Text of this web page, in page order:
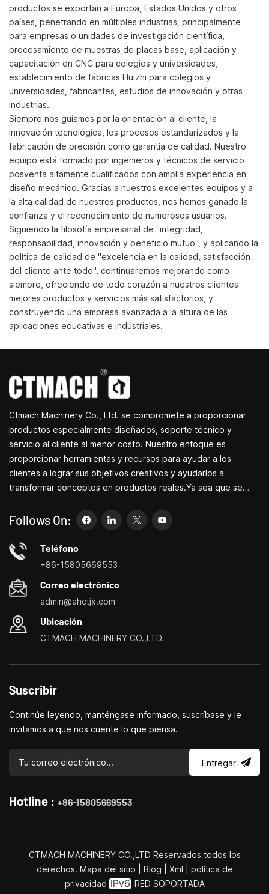
productos se exportan a Europa, Estados Unidos y otros
países, penetrando en múltiples industrias, principalmente
para empresas o unidades de investigación científica,
procesamiento de muestras de placas base, aplicación y
capacitación en CNC para colegios y universidades,
establecimiento de fábricas Huizhi para colegios y
universidades, fabricantes, estudios de innovación y otras
industrias.
Siempre nos guiamos por la orientación al cliente, la
innovación tecnológica, los procesos estandarizados y la
fabricación de precisión como garantía de calidad. Nuestro
equipo está formado por ingenieros y técnicos de servicio
posventa altamente cualificados con amplia experiencia en
diseño mecánico. Gracias a nuestros excelentes equipos y a
la alta calidad de nuestros productos, nos hemos ganado la
confianza y el reconocimiento de numerosos usuarios.
Siguiendo la filosofía empresarial de "integridad,
responsabilidad, innovación y beneficio mutuo", y aplicando la
política de calidad de "excelencia en la calidad, satisfacción
del cliente ante todo", continuaremos mejorando como
siempre, ofreciendo de todo corazón a nuestros clientes
mejores productos y servicios más satisfactorios, y
construyendo una empresa avanzada a la altura de las
aplicaciones educativas e industriales.
Ctmach Machinery Co., Ltd. se compromete a proporcionar
productos especialmente diseñados, soporte técnico y
servicio al cliente al menor costo. Nuestro enfoque es
proporcionar herramientas y recursos para ayudar a los
clientes a lograr sus objetivos creativos y ayudarlos a
transformar conceptos en productos reales.Ya sea que se
simplemente sea un emprendedor creativo, las pequeñas
máquinas herramienta de Bite pueden permitirle satisfacer sus
necesidades de manera más fácil, rápida y
económica.Especializados en pequeños centros de
domésticos, taladradoras y fresadoras domésticas, pequeños
tornos, taladradores y fresadores multifuncionales.
Follows On:
Teléfono
+86-15805669553
Correo electrónico
admin@ahctjx.com
Ubicación
CTMACH MACHINERY CO.,LTD.
Suscribir
Continúe leyendo, manténgase informado, suscríbase y le
invitamos a que nos cuente lo que piensa.
Entregar
Hotline : +86-15805669553
CTMACH MACHINERY CO.,LTD Reservados todos los
derechos. Mapa del sitio Blog Xml
política de
privacidad
RED SOPORTADA